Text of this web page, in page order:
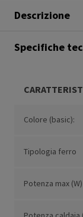
Descrizione
Specifiche
Colore (basic):
Tipologia ferro
Potenza max (W)